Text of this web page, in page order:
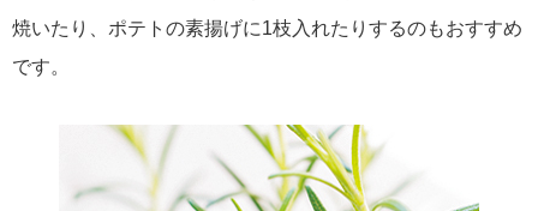
焼いたり、ポテトの素揚げに1枝入れたりするのもおすすめ
です。